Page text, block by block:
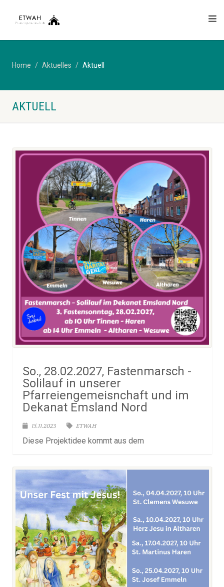
Home Aktuelles Aktuell
AKTUELL
So., 28.02.2027, Fastenmarsch -
Solilauf in unserer
Pfarreiengemeisnchaft und im
Dekanat Emsland Nord
15.11.2023 ETWAH
Diese Projektidee kommt aus dem